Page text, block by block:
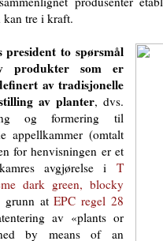
kan tre i kraft.
president to spørsmål
produkter som er
av tradisjonelle
av planter, dvs.
og formering til
appellkammer (omtalt
for henvisningen er et
avgjørelse i T
dark green, blocky
grunn atEPC regel 28
av «plants or
by means of an